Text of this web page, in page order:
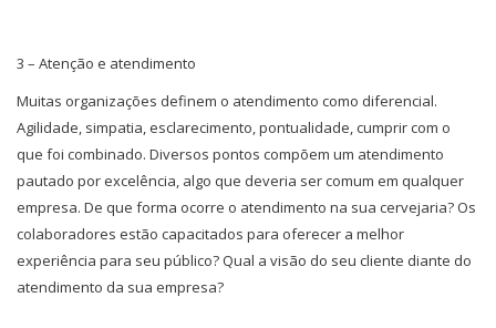
3 – Atenção e atendimento
Muitas organizações definem o atendimento como diferencial.
Agilidade, simpatia, esclarecimento, pontualidade, cumprir com o
que foi combinado. Diversos pontos compõem um atendimento
pautado por excelência, algo que deveria ser comum em qualquer
empresa. De que forma ocorre o atendimento na sua cervejaria? Os
colaboradores estão capacitados para oferecer a melhor
experiência para seu público? Qual a visão do seu cliente diante do
atendimento da sua empresa?